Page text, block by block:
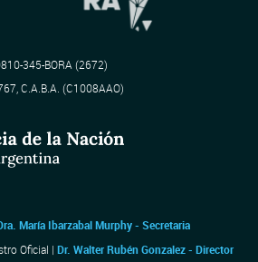
345-BORA (2672)
C.A.B.A. (C1008AAO)
María Ibarzabal Murphy - Secretaria
Oficial | Dr. Walter Rubén Gonzalez - Director